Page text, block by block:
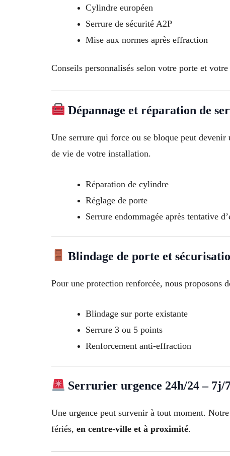
Cylindre européen
Serrure de sécurité A2P
Mise aux normes après effraction
Conseils personnalisés selon votre porte et votre
Dépannage et réparation de
Une serrure qui force ou se bloque peut
de vie de votre installation.
Réparation de cylindre
Réglage de porte
Serrure endommagée après tentative
Blindage de porte et
Pour une protection renforcée, nous proposons
Blindage sur porte existante
Serrure 3 ou 5 points
Renforcement anti-effraction
Serrurier urgence 24h/24 – 7j/
Une urgence peut survenir à tout moment. Notre
fériés, en centre-ville et à proximité.